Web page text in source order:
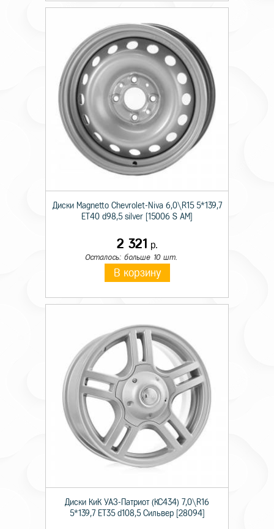
Диски Magnetto Chevrolet-Niva 6,0\R15 5*139,7
ET40 d98,5 silver [15006 S AM]
2 321 р.
Осталось: больше 10 шт.
В корзину
Диски КиК УАЗ-Патриот (КС434) 7,0\R16
5*139,7 ET35 d108,5 Сильвер [28094]